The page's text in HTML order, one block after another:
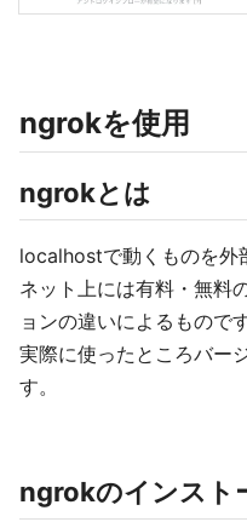
ngrokを使用
ngrokとは
localhostで動くものを外
ネット上には有料・無料
ョンの違いによるものです
実際に使ったところバー
す。
ngrokのインスト